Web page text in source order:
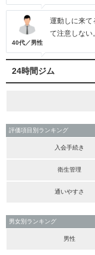
40代／男性
運動しに来て
て注意しない。
24時間ジム
評価項目別ランキング
入会手続き
衛生管理
通いやすさ
男女別ランキング
男性